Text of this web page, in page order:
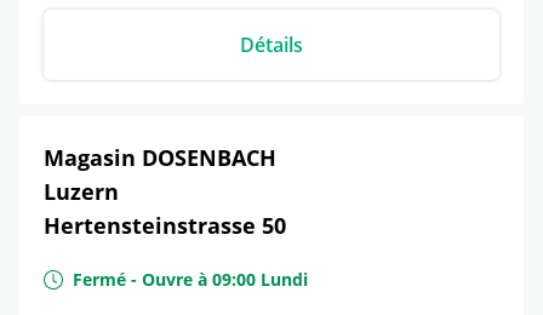
Détails
Magasin DOSENBACH
Luzern
Hertensteinstrasse 50
Fermé - Ouvre à 09:00 Lundi